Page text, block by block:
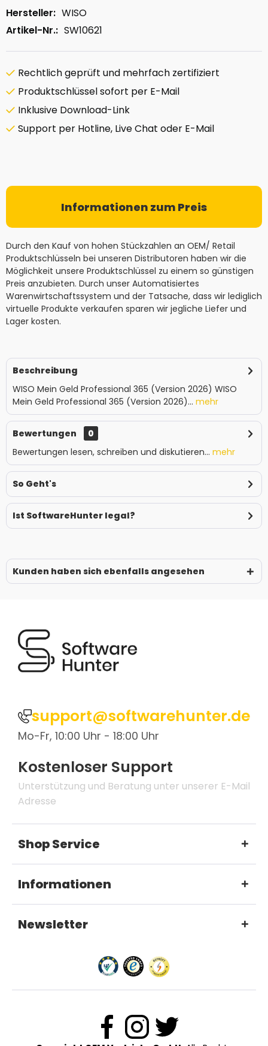
Hersteller: WISO
Artikel-Nr.: SW10621
Rechtlich geprüft und mehrfach zertifiziert
Produktschlüssel sofort per E-Mail
Inklusive Download-Link
Support per Hotline, Live Chat oder E-Mail
Informationen zum Preis
Durch den Kauf von hohen Stückzahlen an OEM/ Retail
Produktschlüsseln bei unseren Distributoren haben wir die
Möglichkeit unsere Produktschlüssel zu einem so günstigen
Preis anzubieten. Durch unser Automatisiertes
Warenwirtschaftssystem und der Tatsache, dass wir lediglich
virtuelle Produkte verkaufen sparen wir jegliche Liefer und
Lager kosten.
Beschreibung
WISO Mein Geld Professional 365 (Version 2026) WISO
Mein Geld Professional 365 (Version 2026)... mehr
Bewertungen
0
Bewertungen lesen, schreiben und diskutieren... mehr
So Geht's
Ist SoftwareHunter legal?
Kunden haben sich ebenfalls angesehen
support@softwarehunter.de
Mo-Fr, 10:00 Uhr - 18:00 Uhr
Kostenloser Support
Unterstützung und Beratung unter unserer E-Mail
Adresse
Shop Service
Informationen
Newsletter